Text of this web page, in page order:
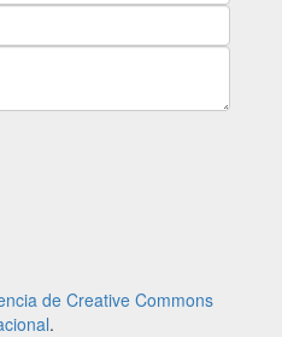
de Creative Commons
.